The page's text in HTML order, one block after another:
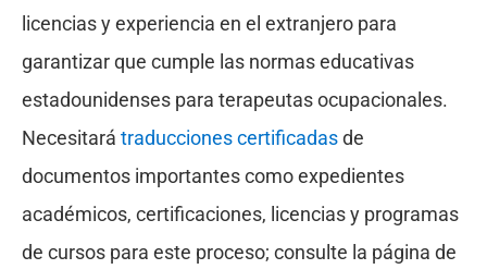
licencias y experiencia en el extranjero para
garantizar que cumple las normas educativas
estadounidenses para terapeutas ocupacionales.
Necesitará traducciones certificadasde
documentos importantes como expedientes
académicos, certificaciones, licencias y programas
de cursos para este proceso; consulte la página de